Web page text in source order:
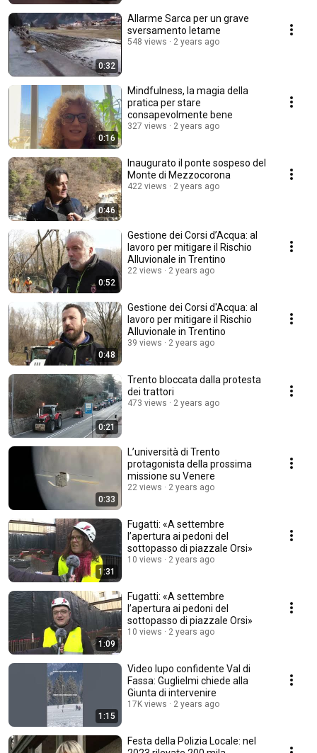
0:32
Allarme Sarca per un grave
sversamento letame
548 views 2 years ago
0:16
Mindfulness, la magia della
pratica per stare
consapevolmente bene
327 views 2 years ago
0:46
Inaugurato il ponte sospeso del
Monte di Mezzocorona
422 views 2 years ago
0:52
Gestione dei Corsi d’Acqua: al
lavoro per mitigare il Rischio
Alluvionale in Trentino
22 views 2 years ago
0:48
Gestione dei Corsi d'Acqua: al
lavoro per mitigare il Rischio
Alluvionale in Trentino
39 views 2 years ago
0:21
Trento bloccata dalla protesta
dei trattori
473 views 2 years ago
0:33
L’università di Trento
protagonista della prossima
missione su Venere
22 views 2 years ago
1:31
Fugatti: «A settembre
l’apertura ai pedoni del
sottopasso di piazzale Orsi»
10 views 2 years ago
1:09
Fugatti: «A settembre
l’apertura ai pedoni del
sottopasso di piazzale Orsi»
10 views 2 years ago
1:15
Video lupo confidente Val di
Fassa: Guglielmi chiede alla
Giunta di intervenire
17K views 2 years ago
Festa della Polizia Locale: nel